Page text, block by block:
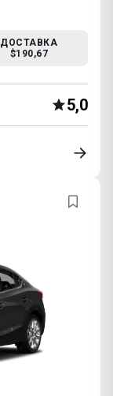
ДОСТАВКА
$190,67
5,0